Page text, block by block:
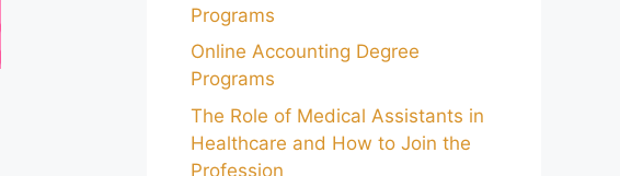
Programs
Online Accounting Degree
Programs
The Role of Medical Assistants in
Healthcare and How to Join the
Profession